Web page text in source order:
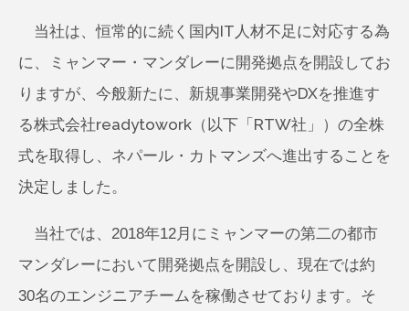
当社は、恒常的に続く国内IT人材不足に対応する為
に、ミャンマー・マンダレーに開発拠点を開設してお
りますが、今般新たに、新規事業開発やDXを推進す
る株式会社readytowork（以下「RTW社」）の全株
式を取得し、ネパール・カトマンズへ進出することを
決定しました。
当社では、2018年12月にミャンマーの第二の都市
マンダレーにおいて開発拠点を開設し、現在では約
30名のエンジニアチームを稼働させております。そ